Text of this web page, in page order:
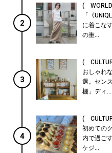
2
(
「《
に着こな
の重...
3
(
おしゃれ
選。セン
棚」ディ...
4
(
初めての
内で過ご
ケジ...